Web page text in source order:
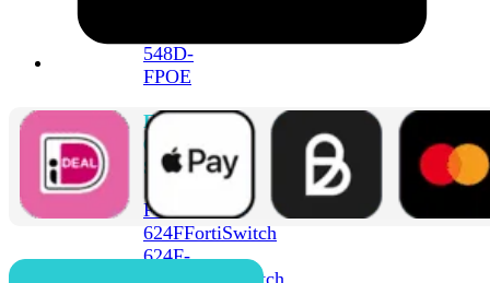
548D-
FPOE
FortiSwitch
600
Series
FortiSwitch
624FFortiSwitch
624F-
FortiSwitch